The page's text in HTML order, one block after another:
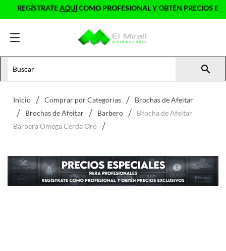
REGÍSTRATEAQUÍCOMO PROFESIONAL Y OBTÉN PRECIOS

Inicio Comprar por Categorías
Brochas de Afeitar
Brochas de Afeitar
Barbero
Brocha de Afeitar
Barbera Omega Cerda Oro